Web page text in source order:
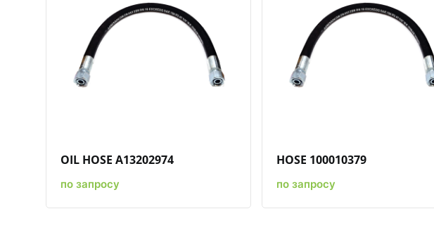
Добавить в избранное
OIL HOSE A13202974
по запросу
Добавить в
HOSE 100010379
по запросу